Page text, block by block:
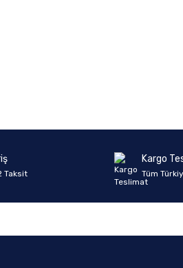
Taksit
Kargo
Tüm